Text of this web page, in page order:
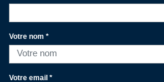
Votre nom *
Votre email *